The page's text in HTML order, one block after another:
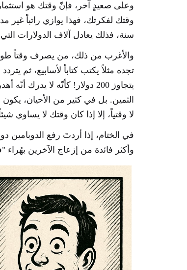
وعلى صعيدٍ آخر، فإنّ وقتك هو
وقتك لفكرتك، فهذا يوازي راتباً
سنة، فذلك يعادل آلاف الدولارات
والأغرب من ذلك، من يصرف وقتاً
تجده مثلاً يكتب كتاباً لأسابيع، ثم
يتجاوز 200 دولار! كأنّه لا
الثمين. بل في كثير من الأحيان،
لا وقتياً، إلا إذا كان وقتك لا يساوي
في الختام، إذا أردتَ رفع
وأكثر فائدة من إزعاج الآخرين